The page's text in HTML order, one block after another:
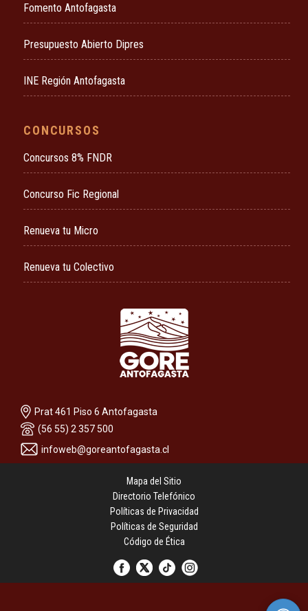
Fomento Antofagasta
Presupuesto Abierto Dipres
INE Región Antofagasta
CONCURSOS
Concursos 8% FNDR
Concurso Fic Regional
Renueva tu Micro
Renueva tu Colectivo
Prat 461 Piso 6 Antofagasta
(56 55) 2 357 500
infoweb@goreantofagasta.cl
Mapa del Sitio
Directorio Telefónico
Políticas de Privacidad
Políticas de Seguridad
Código de Ética